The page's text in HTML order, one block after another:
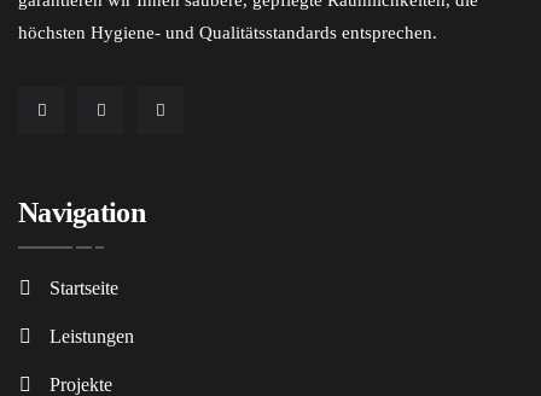
höchsten Hygiene- und Qualitätsstandards entsprechen.
Navigation
Startseite
Leistungen
Projekte